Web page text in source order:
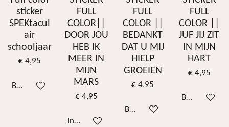
sticker
SPEKtacul
air
schooljaar
€ 4,95
Bekijk details
FULL
COLOR||
DOOR JOU
HEB IK
MEER IN
MIJN
MARS
€ 4,95
In winkelwagen
FULL
COLOR ||
BEDANKT
DAT U MIJ
HIELP
GROEIEN
€ 4,95
Bekijk details
FULL
COLOR ||
JUF JIJ ZIT
IN MIJN
HART
€ 4,95
Bekijk details